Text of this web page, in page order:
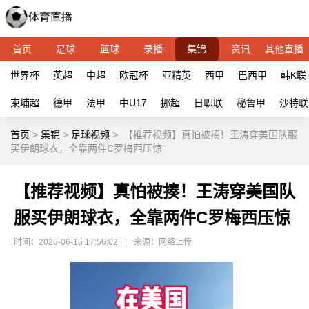
首页 足球 篮球 录播 集锦 资讯 其他直播
世界杯 英超 中超 欧冠杯 亚精英 西甲 巴西甲 韩K联
柬埔超 德甲 法甲 中U17 挪超 日职联 秘鲁甲 沙特联
首页 > 集锦 > 足球视频 >
【推荐视频】真怕被揍！王涛穿美国队服
买伊朗球衣，全靠两件C罗梅西压惊
【推荐视频】真怕被揍！王涛穿美国队
服买伊朗球衣，全靠两件C罗梅西压惊
时间：2026-06-15 17:56:02 来源：网络上传